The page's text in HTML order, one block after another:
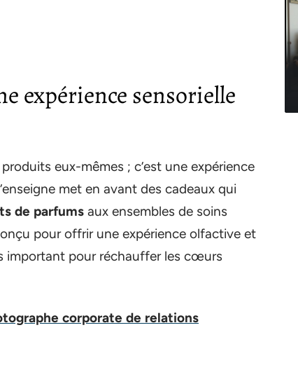
expérience sensorielle
eux-mêmes ; c’est une expérience
met en avant des cadeaux qui
de parfums aux ensembles de soins
pour offrir une expérience olfactive et
important pour réchauffer les cœurs
corporate de relations